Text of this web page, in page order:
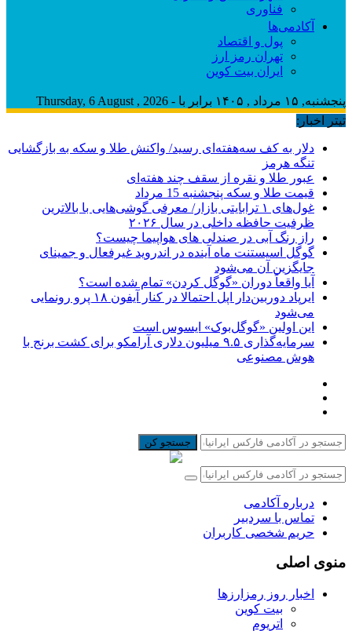
فناوری
آکادمی‌ها
پول و اقتصاد
تهران رمز ارز
ایران بیت کوین
پنجشنبه, ۱۵ مرداد , ۱۴۰۵ برابر با - Thursday, 6 August , 2026
تیتر اخبار:
دلار به کف سه‌هفته‌ای رسید/ واکنش طلا و سکه به بازگشایی
تنگه هرمز
عبور طلا و نقره از سقف چند هفته‌ای
قیمت طلا و سکه پنجشنبه 15 مرداد
غول‌های ۱ ترابایتی بازار/ معرفی گوشی‌هایی با بالاترین
ظرفیت حافظه داخلی در سال ۲۰۲۶
راز رنگ آبی در صندلی های هواپیما چیست؟
گوگل اسیستنت ماه آینده در اندروید غیرفعال و جمینای
جایگزین آن می‌شود
آیا واقعاً دوران «گوگل کردن» تمام شده است؟
ایرپاد دوربین‌دار اپل احتمالا در کنار آیفون ۱۸ پرو رونمایی
می‌شود
این اولین «گوگل‌بوک» ایسوس است
سرمایه‌گذاری ۹.۵ میلیون دلاری آرامکو برای کشت برنج با
هوش مصنوعی
جستجو کن
درباره آکادمی
تماس با سردبیر
حریم شخصی کاربران
منوی اصلی
اخبار روز رمزارزها
بیت کوین
اتریوم